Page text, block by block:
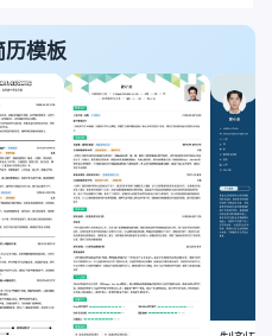
历模板